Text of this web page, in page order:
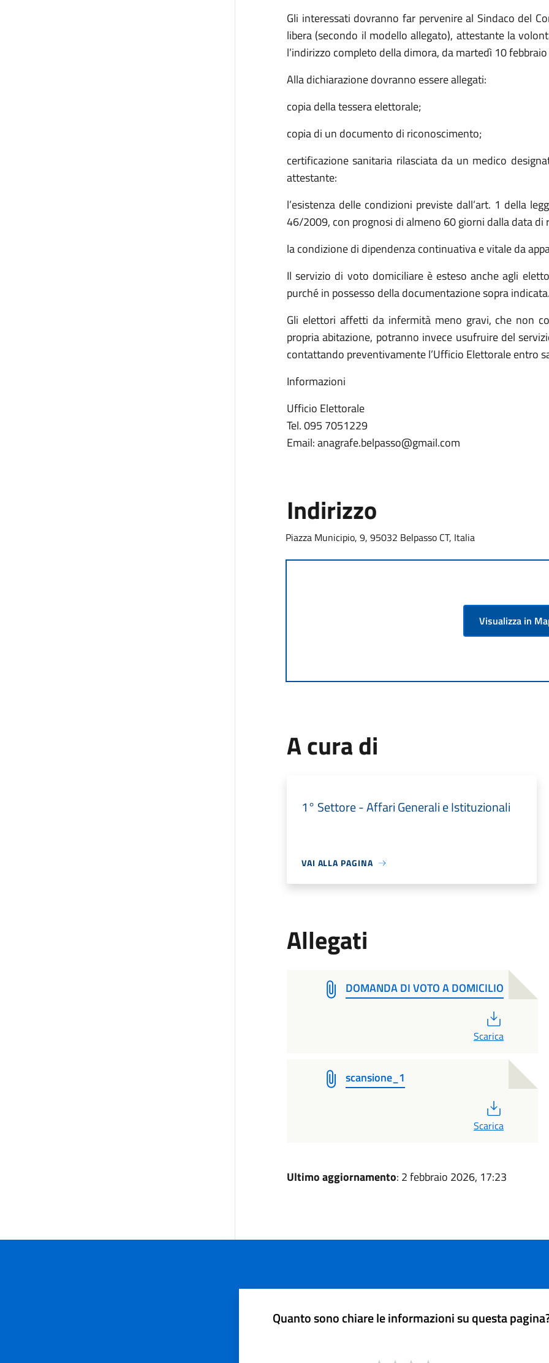
Gli interessati dovranno far pervenire al Sindaco del
libera (secondo il modello allegato), attestante la
l’indirizzo completo della dimora, da martedì 10
Alla dichiarazione dovranno essere allegati:
copia della tessera elettorale;
copia di un documento di riconoscimento;
certificazione sanitaria rilasciata da un medico
attestante:
l’esistenza delle condizioni previste dall’art. 1 della
46/2009, con prognosi di almeno 60 giorni dalla data di
la condizione di dipendenza continuativa e vitale da
Il servizio di voto domiciliare è esteso anche agli
purché in possesso della documentazione sopra
Gli elettori affetti da infermità meno gravi, che non
propria abitazione, potranno invece usufruire del
contattando preventivamente l’Ufficio Elettorale entro
Informazioni
Ufficio Elettorale
Tel. 095 7051229
Email: anagrafe.belpasso@gmail.com
Indirizzo
Piazza Municipio, 9, 95032 Belpasso CT, Italia
Visualizza in
A cura di
1° Settore - Affari Generali e Istituzionali
VAI ALLA PAGINA
Allegati
DOMANDA DI VOTO A DOMICILIO
Scarica
scansione_1
Scarica
Ultimo aggiornamento: 2 febbraio 2026, 17:23
Quanto sono chiare le informazioni su questa